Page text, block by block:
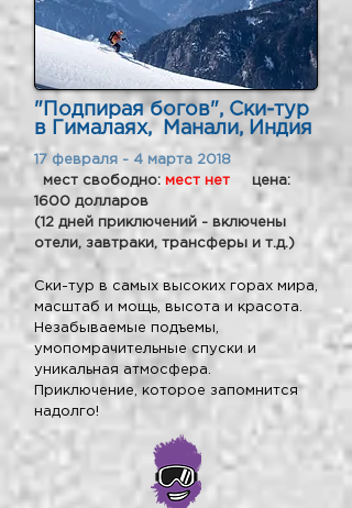
"Подпирая богов", Ски-тур
в Гималаях, Манали, Индия
17 февраля - 4 марта 2018
мест свободно: мест нет
цена:
1600 долларов
(12 дней приключений - включены
отели, завтраки, трансферы и т.д.)
Ски-тур в самых высоких горах мира,
масштаб и мощь, высота и красота.
Незабываемые подъемы,
умопомрачительные спуски и
уникальная атмосфера.
Приключение, которое запомнится
надолго!